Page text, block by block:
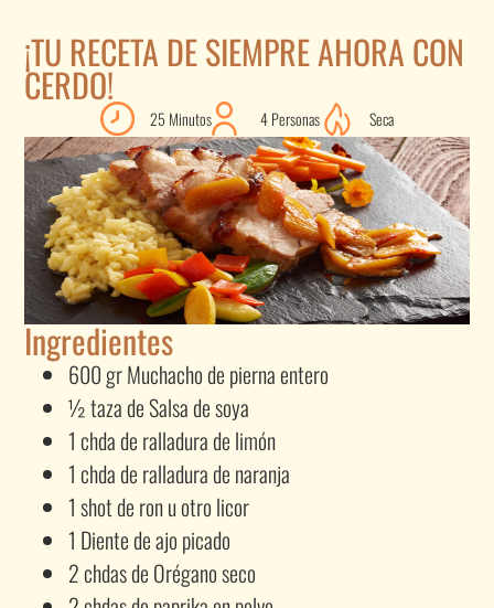
¡TU RECETA DE SIEMPRE AHORA CON
CERDO!
25 Minutos 4 Personas Seca
Ingredientes
600 gr Muchacho de pierna entero
½ taza de Salsa de soya
1 chda de ralladura de limón
1 chda de ralladura de naranja
1 shot de ron u otro licor
1 Diente de ajo picado
2 chdas de Orégano seco